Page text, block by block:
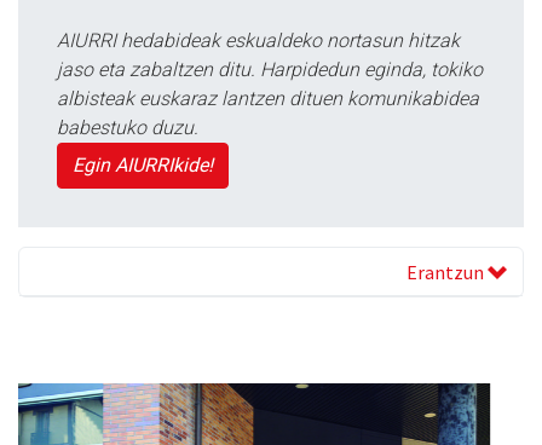
AIURRI hedabideak eskualdeko nortasun hitzak
jaso eta zabaltzen ditu. Harpidedun eginda, tokiko
albisteak euskaraz lantzen dituen komunikabidea
babestuko duzu.
Egin AIURRIkide!
Erantzun